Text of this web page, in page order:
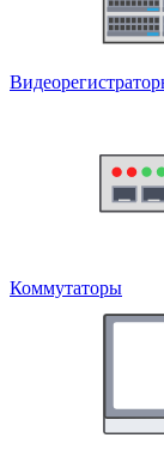
Коммутаторы